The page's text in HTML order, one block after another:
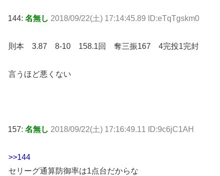
144: 名無し 2018/09/22(土) 17:14:45.89 ID:eTqTgskm0
則本 3.87 8-10 158.1回 奪三振167 4完投1完封
言うほど悪くない
157: 名無し 2018/09/22(土) 17:16:49.11 ID:9c6jC1AH
>>144
セリーグ通算防御率は1点台だからな